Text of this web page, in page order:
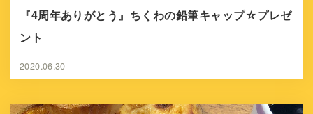
『4周年ありがとう』ちくわの鉛筆キャップ☆プレゼ
ント
2020.06.30